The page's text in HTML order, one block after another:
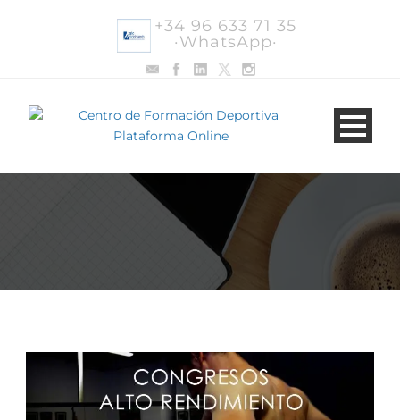
+34 96 633 71 35
·WhatsApp·